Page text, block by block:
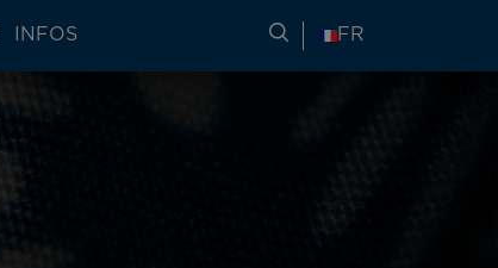
INFOS RECHERCHER DES
FR